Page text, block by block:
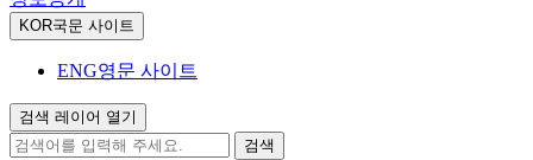
KOR국문 사이트
ENG영문 사이트
검색 레이어 열기
검색